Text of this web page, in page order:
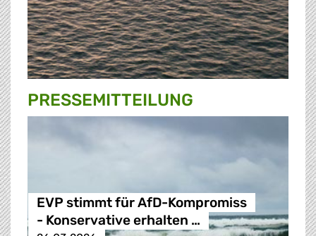
PRESSE­MITTEILUNG
EVP stimmt für AfD-Kompromiss
- Konservative erhalten …